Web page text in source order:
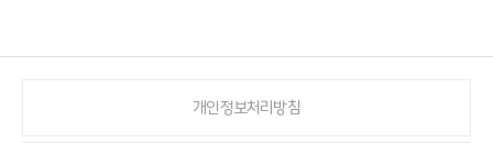
개인정보처리방침